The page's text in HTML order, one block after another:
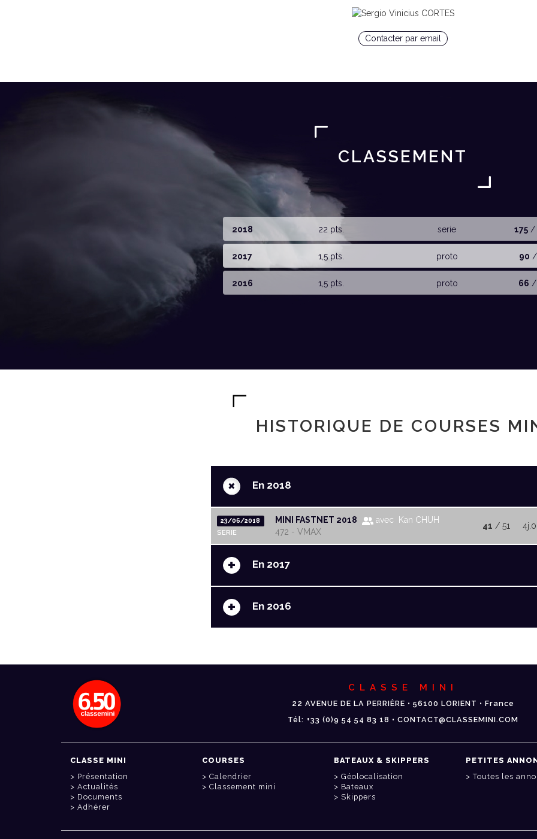
Contacter par email
CLASSEMENT
2018 22 pts. serie 175 /
2017 1,5 pts. proto 90 /
2016 1,5 pts. proto 66 /
HISTORIQUE DE COURSES
+ En 2018
23/06/2018
SERIE
MINI FASTNET 2018
avec Kan CHUH
472 - VMAX
41 / 51
+ En 2017
+ En 2016
CLASSE MINI
22 AVENUE DE LA PERRIÈRE • 56100 LORIENT • France
Tél: +33 (0)9 54 54 83 18 • CONTACT@CLASSEMINI.COM
CLASSE MINI
Présentation
Actualités
Documents
Adhérer
COURSES
Calendrier
Classement mini
BATEAUX & SKIPPERS
Géolocalisation
Bateaux
Skippers
PETITES
Toutes les